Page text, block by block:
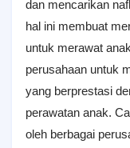
dan mencarikan
hal ini membuat
untuk merawat
perusahaan untuk
yang berprestasi
perawatan anak.
oleh berbagai